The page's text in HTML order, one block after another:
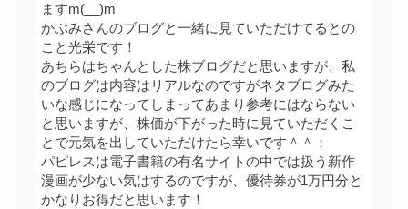
ますm(__)m
かぶみさんのブログと一緒に見ていただけてるとの
こと光栄です！
あちらはちゃんとした株ブログだと思いますが、私
のブログは内容はリアルなのですがネタブログみた
いな感じになってしまってあまり参考にはならない
と思いますが、株価が下がった時に見ていただくこ
とで元気を出していただけたら幸いです＾＾；
パピレスは電子書籍の有名サイトの中では扱う新作
漫画が少ない気はするのですが、優待券が1万円分と
かなりお得だと思います！